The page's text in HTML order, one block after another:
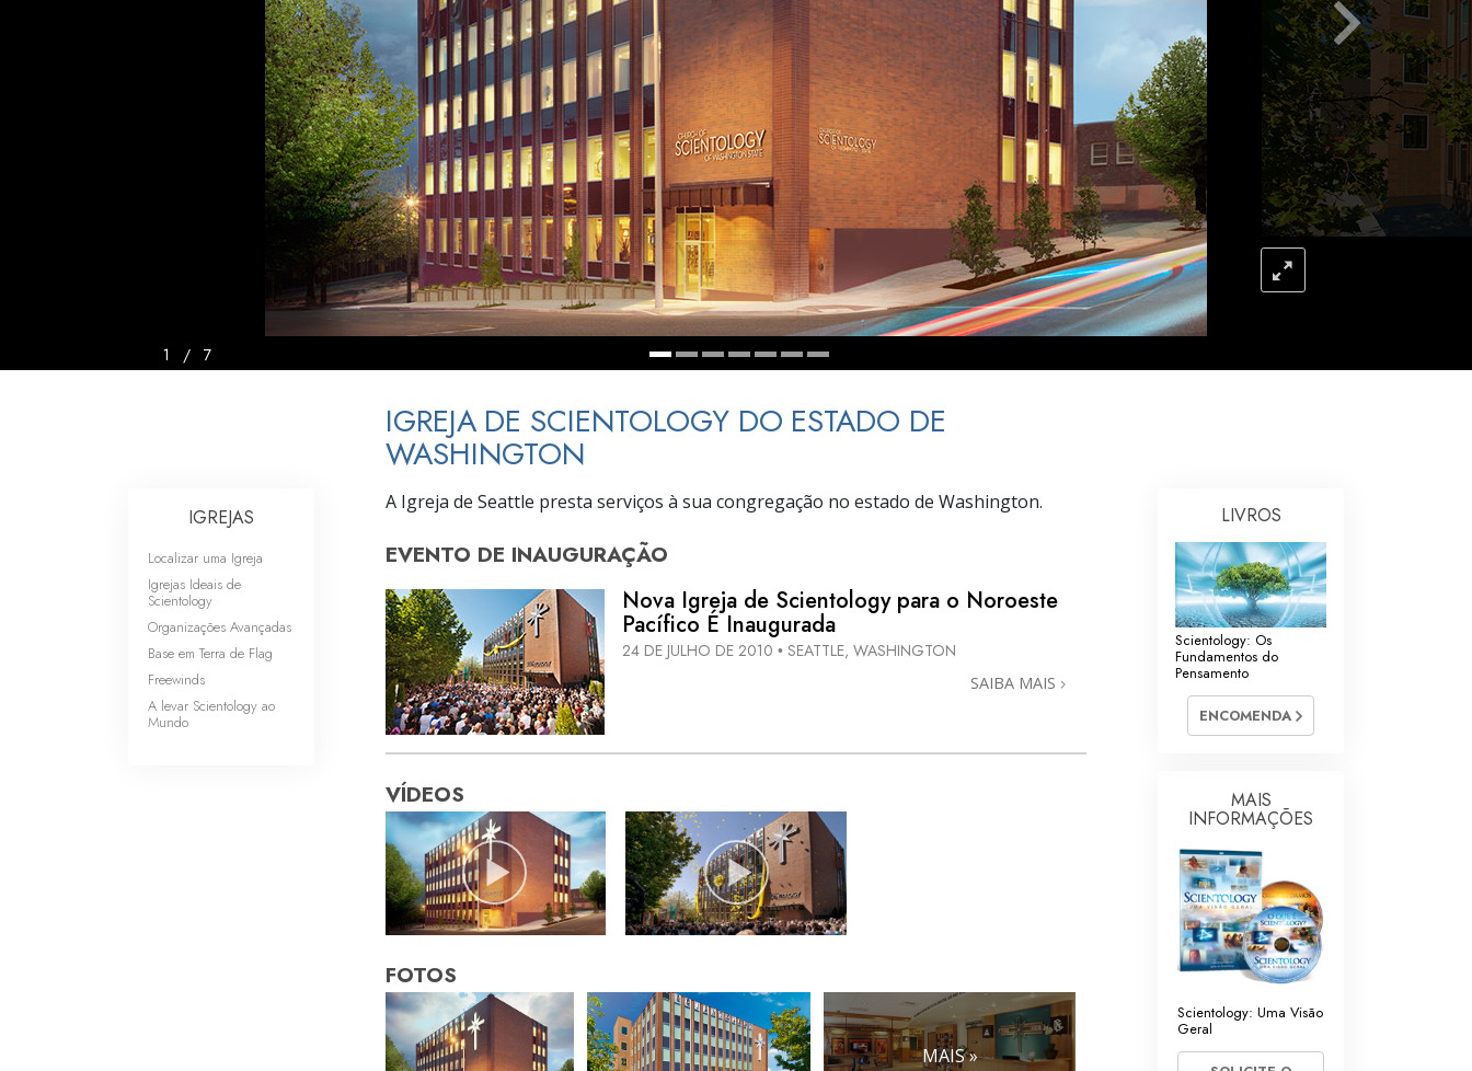
O que é a Grandeza?
Respostas às Drogas
Ferramentas para o Local do Trabalho
Ética e as Condições
A Causa da Supressão
Investigações
Bases da Organização
Fundamentos das Relações Públicas
Metas e Objetivos
1 / 7
IGREJA DE SCIENTOLOGY DO ESTADO DE
WASHINGTON
A Igreja de Seattle presta serviços à sua congregação no estado de Washington.
EVENTO DE INAUGURAÇÃO
Nova Igreja de Scientology para o Noroeste
Pacífico É Inaugurada
24 DE JULHO DE 2010 • SEATTLE, WASHINGTON
SAIBA MAIS
VÍDEOS
FOTOS
MAIS »
IGREJAS
Localizar uma Igreja
Igrejas Ideais de
Scientology
Organizações Avançadas
Base em Terra de Flag
Freewinds
A levar Scientology ao
Mundo
LIVROS
Scientology: Os
Fundamentos do
Pensamento
ENCOMENDA
MAIS
INFORMAÇÕES
Scientology: Uma Visão
Geral